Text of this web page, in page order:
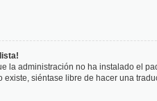
la administración no ha instalado el
existe, siéntase libre de hacer una